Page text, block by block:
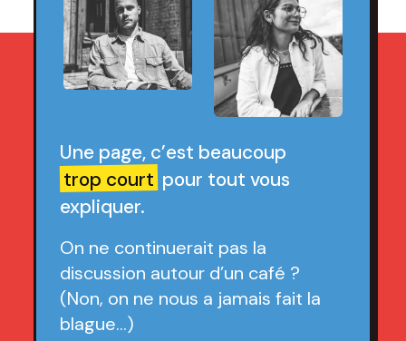
Une page, c’est beaucoup
trop courtpour tout vous
expliquer.
On ne continuerait pas la
discussion autour d’un café ?
(Non, on ne nous a jamais fait la
blague…)